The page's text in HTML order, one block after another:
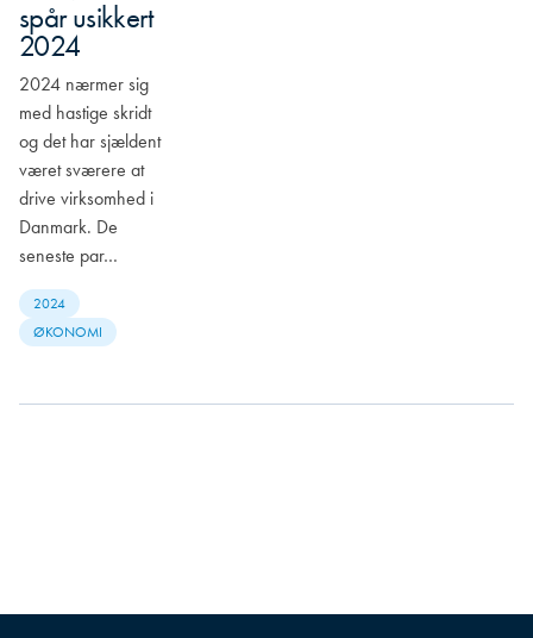
spår usikkert
2024
2024 nærmer sig
med hastige skridt
og det har sjældent
været sværere at
drive virksomhed i
Danmark. De
seneste par…
2024
ØKONOMI